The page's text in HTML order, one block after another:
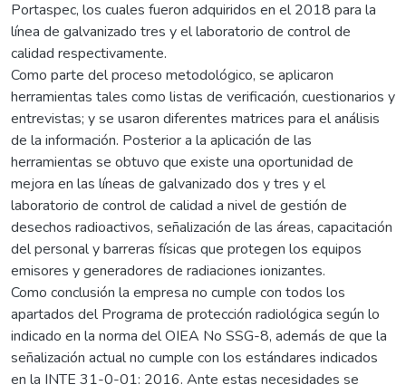
Portaspec, los cuales fueron adquiridos en el 2018 para la
línea de galvanizado tres y el laboratorio de control de
calidad respectivamente.
Como parte del proceso metodológico, se aplicaron
herramientas tales como listas de verificación, cuestionarios y
entrevistas; y se usaron diferentes matrices para el análisis
de la información. Posterior a la aplicación de las
herramientas se obtuvo que existe una oportunidad de
mejora en las líneas de galvanizado dos y tres y el
laboratorio de control de calidad a nivel de gestión de
desechos radioactivos, señalización de las áreas, capacitación
del personal y barreras físicas que protegen los equipos
emisores y generadores de radiaciones ionizantes.
Como conclusión la empresa no cumple con todos los
apartados del Programa de protección radiológica según lo
indicado en la norma del OIEA No SSG-8, además de que la
señalización actual no cumple con los estándares indicados
en la INTE 31-0-01: 2016. Ante estas necesidades se